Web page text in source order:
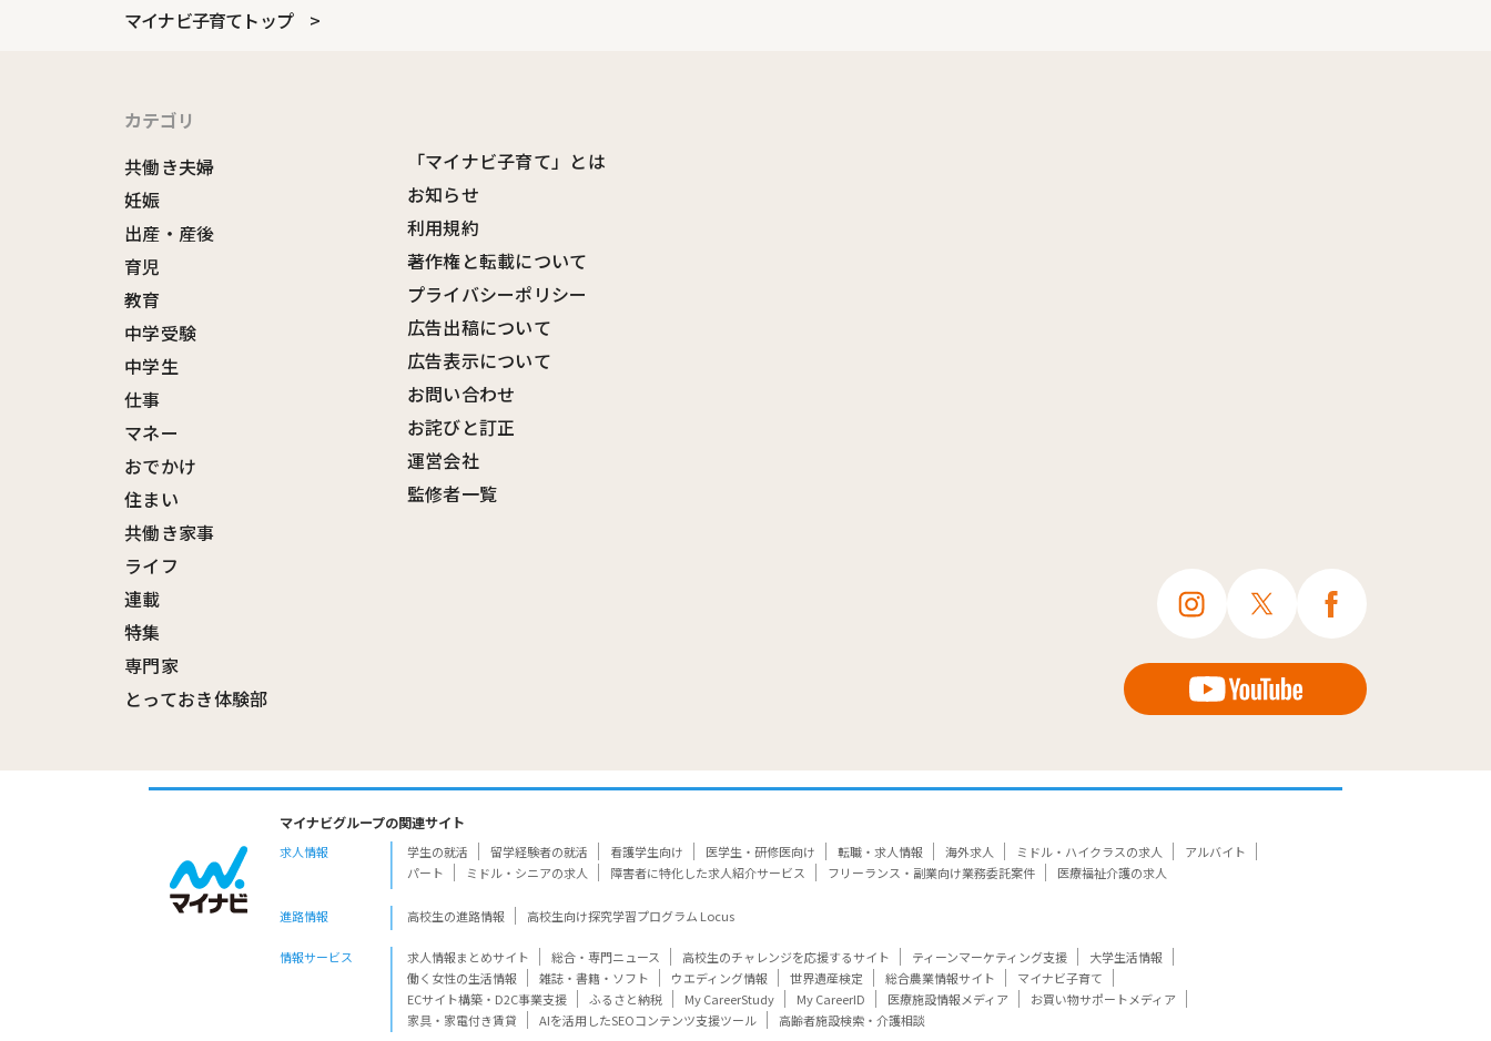
マイナビ子育てトップ
カテゴリ
共働き夫婦
妊娠
出産・産後
育児
教育
中学受験
中学生
仕事
マネー
おでかけ
住まい
共働き家事
ライフ
連載
特集
専門家
とっておき体験部
「マイナビ子育て」とは
お知らせ
利用規約
著作権と転載について
プライバシーポリシー
広告出稿について
広告表示について
お問い合わせ
お詫びと訂正
運営会社
監修者一覧
マイナビグループの関連サイト
求人情報 学生の就活 留学経験者の就活 看護学生向け 医学生・研修医向け 転職・求人情報 海外求人 ミドル・ハイクラスの求人
アルバイト
パート
ミドル・シニアの求人 障害者に特化した求人紹介サービス フリーランス・副業向け業務委託案件 医療福祉介護の求人
進路情報 高校生の進路情報 高校生向け探究学習プログラム Locus
情報サービス 求人情報まとめサイト 総合・専門ニュース 高校生のチャレンジを応援するサイト ティーンマーケティング支援
大学生活情報
働く女性の生活情報
雑誌・書籍・ソフト ウエディング情報 世界遺産検定 総合農業情報サイト
マイナビ子育て
ECサイト構築・D2C事業支援
ふるさと納税 My CareerStudy My CareerID 医療施設情報メディア
お買い物サポートメディア
家具・家電付き賃貸
AIを活用したSEOコンテンツ支援ツール 高齢者施設検索・介護相談